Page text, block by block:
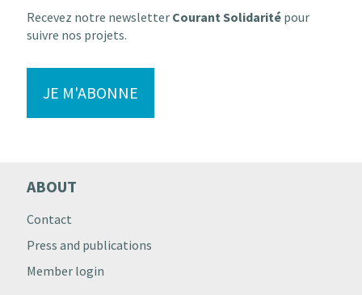
Recevez notre newsletter Courant Solidarité pour
suivre nos projets.
JE M'ABONNE
ABOUT
Contact
Press and publications
Member login